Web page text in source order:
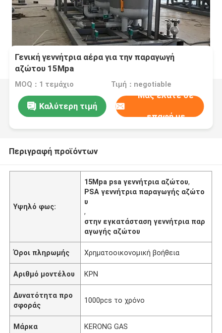
Γενική γεννήτρια αέρα για την παραγωγή
αζώτου 15Mpa
MOQ：1 τεμάχιο Τιμή：negotiable
Καλύτερη τιμή
Μας ελάτε σε
επαφή με
Περιγραφή προϊόντων
Υψηλό φως:
15Mpa psa γεννήτρια αζώτου,
PSA γεννήτρια παραγωγής αζώτο
υ
,
στην εγκατάσταση γεννήτρια παρ
αγωγής αζώτου
Όροι πληρωμής Χρηματοοικονομική βοήθεια
Αριθμό μοντέλου ΚΡΝ
Δυνατότητα προ
σφοράς
1000pcs το χρόνο
Μάρκα KERONG GAS